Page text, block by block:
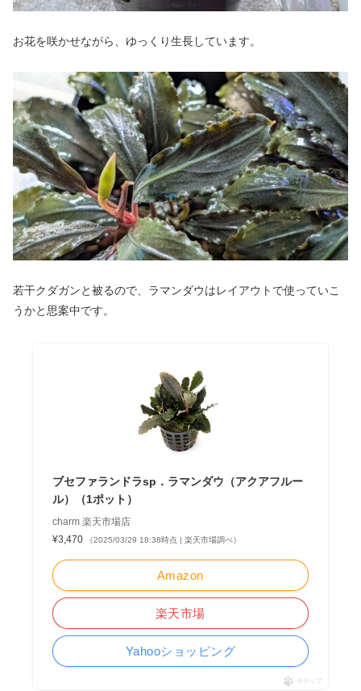
お花を咲かせながら、ゆっくり生長しています。
若干クダガンと被るので、ラマンダウはレイアウトで使っていこ
うかと思案中です。
ブセファランドラsp．ラマンダウ（アクアフルー
ル）（1ポット）
charm 楽天市場店
¥3,470
（2025/03/29 18:38時点 | 楽天市場調べ）
Amazon
楽天市場
Yahooショッピング
ポチップ